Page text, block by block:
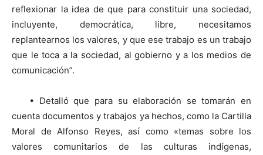
reflexionar la idea de que para constituir una sociedad,
incluyente, democrática, libre, necesitamos
replantearnos los valores, y que ese trabajo es un trabajo
que le toca a la sociedad, al gobierno y a los medios de
comunicación”.
• Detalló que para su elaboración se tomarán en
cuenta documentos y trabajos ya hechos, como la Cartilla
Moral de Alfonso Reyes, así como «temas sobre los
valores comunitarios de las culturas indígenas,